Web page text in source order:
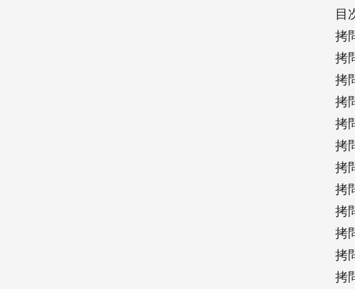
目
拷
拷
拷
拷
拷
拷
拷
拷
拷
拷
拷
拷